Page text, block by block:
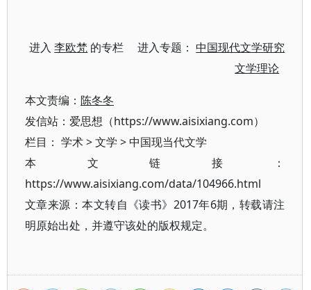
进入李欧梵 的专栏 进入专题：中国现代文学研究
文学理论
本文责编： 陈冬冬
发信站：爱思想（https://www.aisixiang.com）
栏目： 学术>文学 >中国现当代文学
本文链接：
https://www.aisixiang.com/data/104966.html
文章来源：本文转自《读书》2017年6期，转载请注
明原始出处，并遵守该处的版权规定。